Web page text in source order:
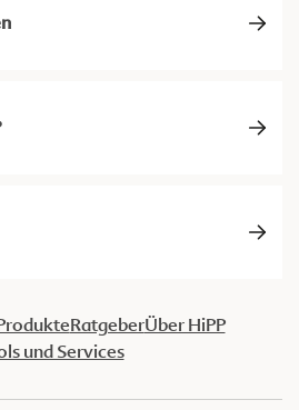
RatgeberÜber HiPP
und Services